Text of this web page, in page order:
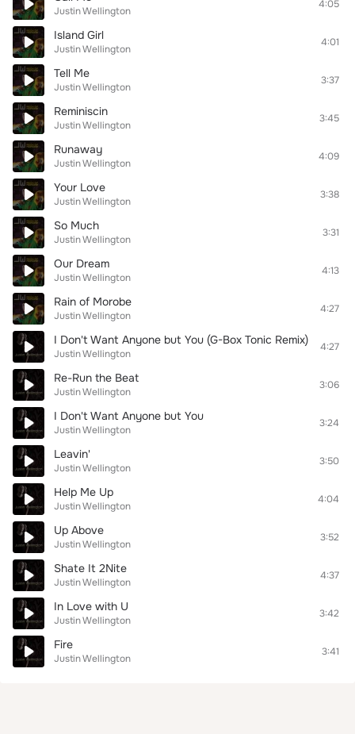
Justin Wellington
4:05
Island Girl
Justin Wellington
4:01
Tell Me
Justin Wellington
3:37
Reminiscin
Justin Wellington
3:45
Runaway
Justin Wellington
4:09
Your Love
Justin Wellington
3:38
So Much
Justin Wellington
3:31
Our Dream
Justin Wellington
4:13
Rain of Morobe
Justin Wellington
4:27
I Don't Want Anyone but You (G-Box Tonic Remix)
Justin Wellington
4:27
Re-Run the Beat
Justin Wellington
3:06
I Don't Want Anyone but You
Justin Wellington
3:24
Leavin'
Justin Wellington
3:50
Help Me Up
Justin Wellington
4:04
Up Above
Justin Wellington
3:52
Shate It 2Nite
Justin Wellington
4:37
In Love with U
Justin Wellington
3:42
Fire
Justin Wellington
3:41